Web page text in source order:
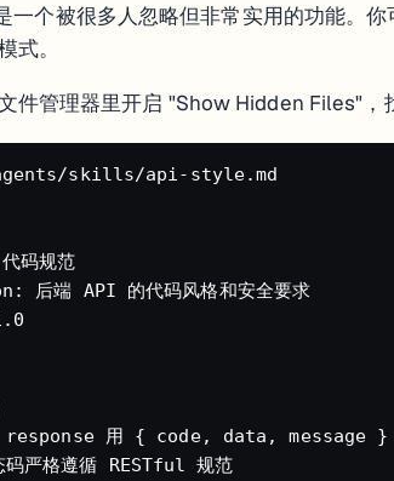
方案写成 Skill，同样的问题不会再浪费 credits
预期节省
省 2/3
每步成本更可控
一周花了 $1,000+，因为 Agent 自动开子任务疯
一个被很多人忽略但非常实用的功能。
式。
件管理器里开启 "Show Hidden Files"，
skills/api-style.md
码规范
后端 API 的代码风格和安全要求
用 { code, data, message }
严格遵循 RESTful 规范